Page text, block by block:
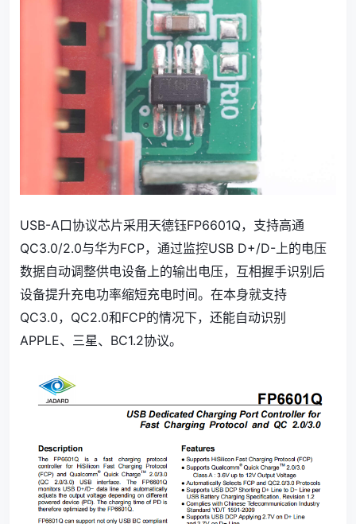
USB-A口协议芯片采用天德钰FP6601Q，支持高通
QC3.0/2.0与华为FCP，通过监控USB D+/D-上的电压
数据自动调整供电设备上的输出电压，互相握手识别后
设备提升充电功率缩短充电时间。在本身就支持
QC3.0，QC2.0和FCP的情况下，还能自动识别
APPLE、三星、BC1.2协议。